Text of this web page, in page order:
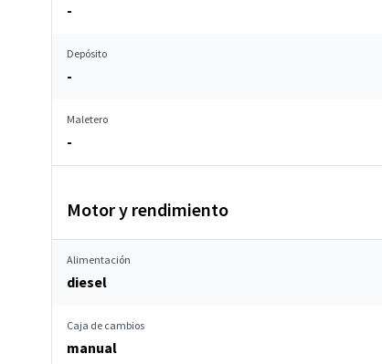
-
Depósito
-
Maletero
-
Motor y rendimiento
Alimentación
diesel
Caja de cambios
manual